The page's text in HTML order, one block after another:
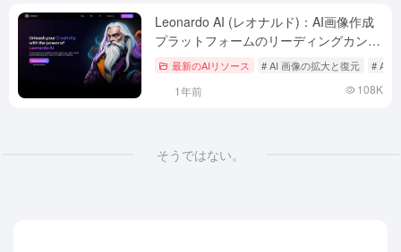
Leonardo AI (レオナルド)：AI画像作成
プラットフォームのリーディングカンパ
ニー、レオナルドの中国語チュートリア
最新のAIリソース # AI 画像の拡大と復元 # AI
1年前 108K
そうではない。